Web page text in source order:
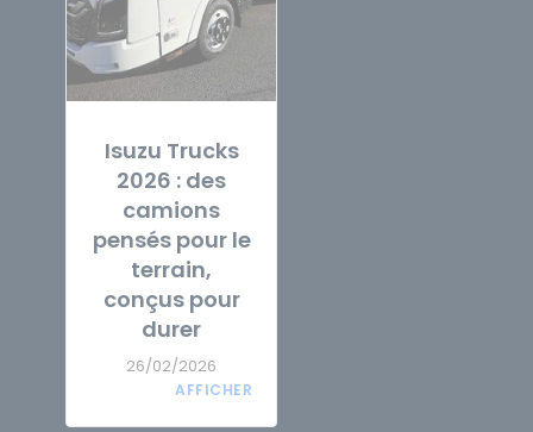
Isuzu Trucks
2026 : des
camions
pensés pour le
terrain,
conçus pour
durer
26/02/2026